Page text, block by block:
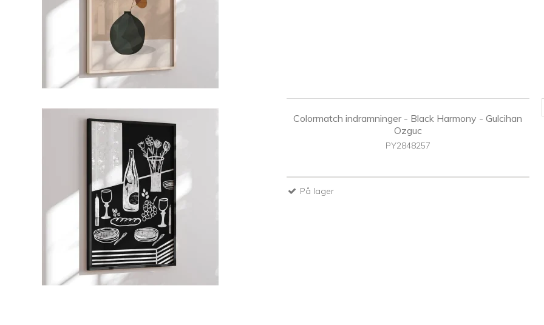
Colormatch indramninger - Black Harmony - Gulcihan
Ozguc
PY2848257
På lager